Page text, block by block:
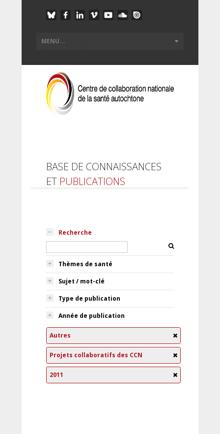
BASE DE CONNAISSANCES
ET PUBLICATIONS
Recherche
Thèmes de santé
Sujet / mot-clé
Type de publication
Année de publication
Autres
Projets collaboratifs des CCN
2011